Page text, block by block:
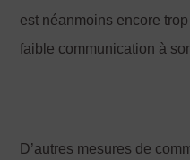
est néanmoins encore
faible communication à
D’autres mesures de